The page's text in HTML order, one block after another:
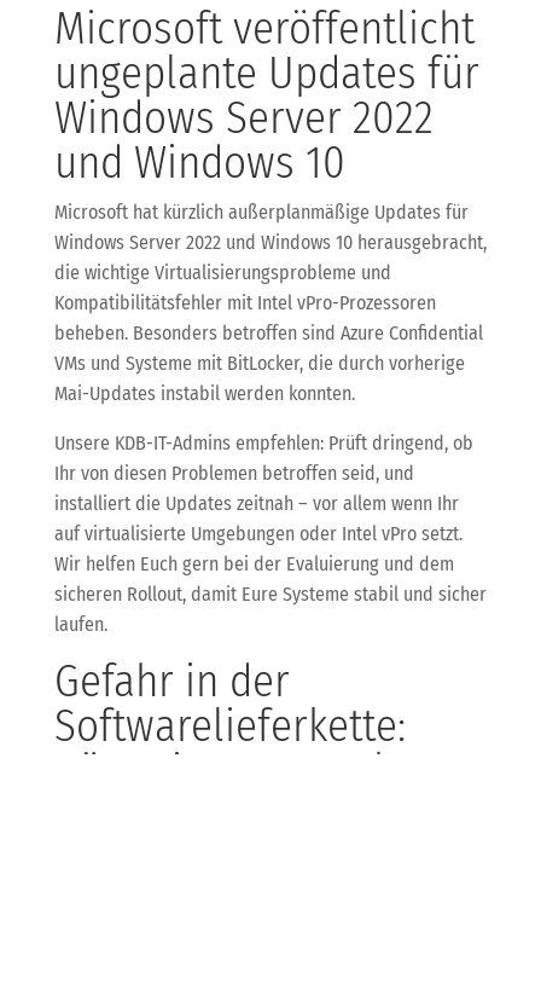
Microsoft veröffentlicht
ungeplante Updates für
Windows Server 2022
und Windows 10
Microsoft hat kürzlich außerplanmäßige Updates für
Windows Server 2022 und Windows 10 herausgebracht,
die wichtige Virtualisierungsprobleme und
Kompatibilitätsfehler mit Intel vPro-Prozessoren
beheben. Besonders betroffen sind Azure Confidential
VMs und Systeme mit BitLocker, die durch vorherige
Mai-Updates instabil werden konnten.
Unsere KDB-IT-Admins empfehlen: Prüft dringend, ob
Ihr von diesen Problemen betroffen seid, und
installiert die Updates zeitnah – vor allem wenn Ihr
auf virtualisierte Umgebungen oder Intel vPro setzt.
Wir helfen Euch gern bei der Evaluierung und dem
sicheren Rollout, damit Eure Systeme stabil und sicher
laufen.
Gefahr in der
Softwarelieferkette:
Bösartige npm-Pakete